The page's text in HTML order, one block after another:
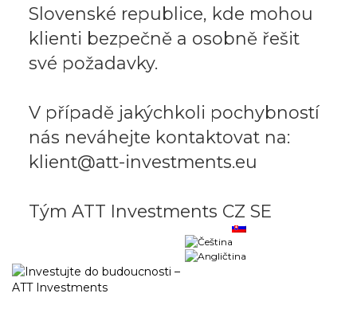
Slovenské republice, kde mohou
klienti bezpečně a osobně řešit
své požadavky.
V případě jakýchkoli pochybností
nás neváhejte kontaktovat na:
klient@att-investments.eu
Tým ATT Investments CZ SE